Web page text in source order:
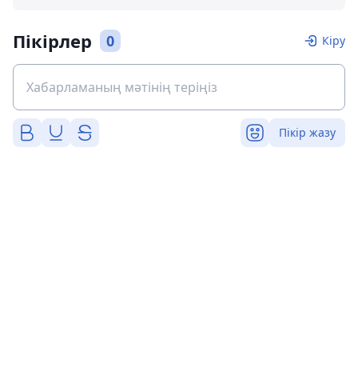
Пікірлер 0 Кіру
Пікір жазу